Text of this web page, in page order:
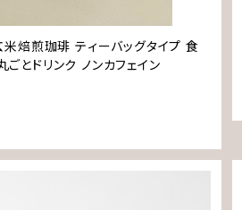
米焙煎珈琲 ティーバッグタイプ 食
とドリンク ノンカフェイン